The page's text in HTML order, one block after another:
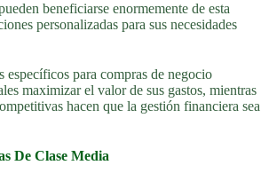
beneficiarse enormemente de esta
personalizadas para sus necesidades
específicos para compras de negocio
maximizar el valor de sus gastos, mientras
hacen que la gestión financiera sea
De Clase Media